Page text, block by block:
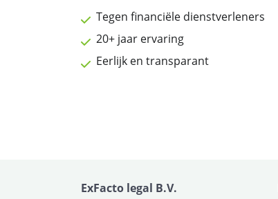
Tegen financiële dienstverleners
20+ jaar ervaring
Eerlijk en transparant
ExFacto legal B.V.